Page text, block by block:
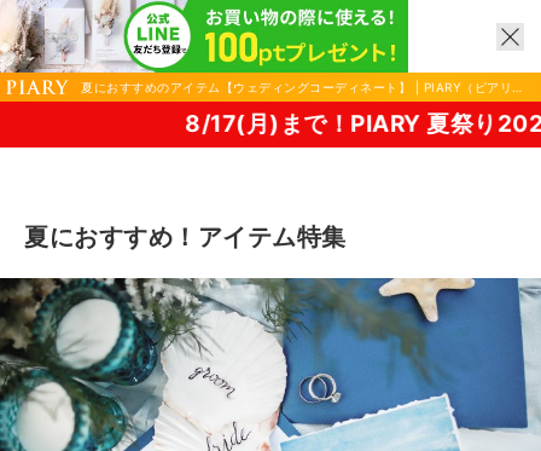
夏におすすめのアイテム【ウェディングコーディネート】 | PIARY（ピアリ
ー）
PIARY 夏祭り2026！
夏におすすめ！アイテム特集